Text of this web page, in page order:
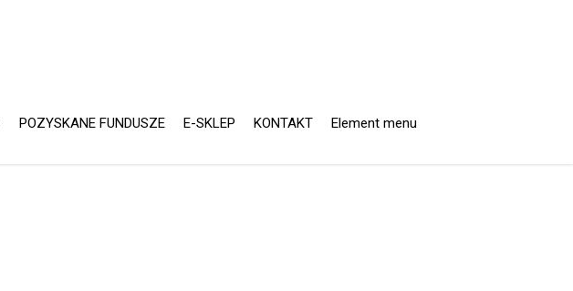
POZYSKANE FUNDUSZE E-SKLEP KONTAKT Element menu